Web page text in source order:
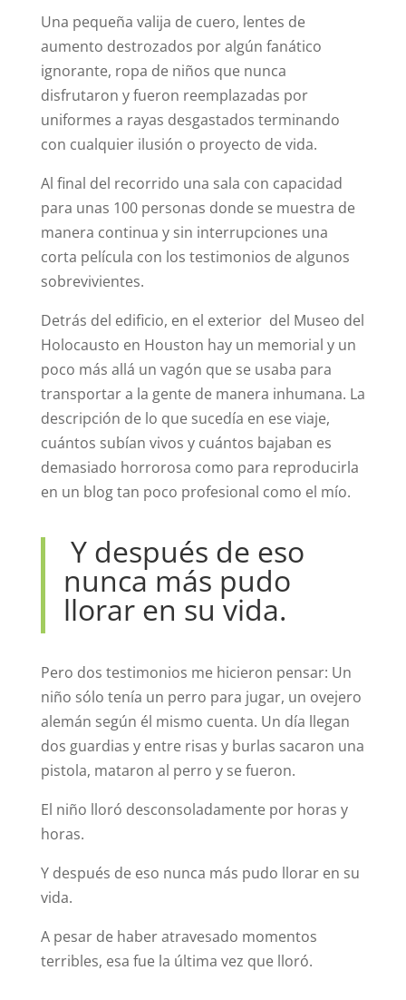
Una pequeña valija de cuero, lentes de
aumento destrozados por algún fanático
ignorante, ropa de niños que nunca
disfrutaron y fueron reemplazadas por
uniformes a rayas desgastados terminando
con cualquier ilusión o proyecto de vida.
Al final del recorrido una sala con capacidad
para unas 100 personas donde se muestra de
manera continua y sin interrupciones una
corta película con los testimonios de algunos
sobrevivientes.
Detrás del edificio, en el exterior del Museo del
Holocausto en Houston hay un memorial y un
poco más allá un vagón que se usaba para
transportar a la gente de manera inhumana. La
descripción de lo que sucedía en ese viaje,
cuántos subían vivos y cuántos bajaban es
demasiado horrorosa como para reproducirla
en un blog tan poco profesional como el mío.
Y después de eso
nunca más pudo
llorar en su vida.
Pero dos testimonios me hicieron pensar: Un
niño sólo tenía un perro para jugar, un ovejero
alemán según él mismo cuenta. Un día llegan
dos guardias y entre risas y burlas sacaron una
pistola, mataron al perro y se fueron.
El niño lloró desconsoladamente por horas y
horas.
Y después de eso nunca más pudo llorar en su
vida.
A pesar de haber atravesado momentos
terribles, esa fue la última vez que lloró.